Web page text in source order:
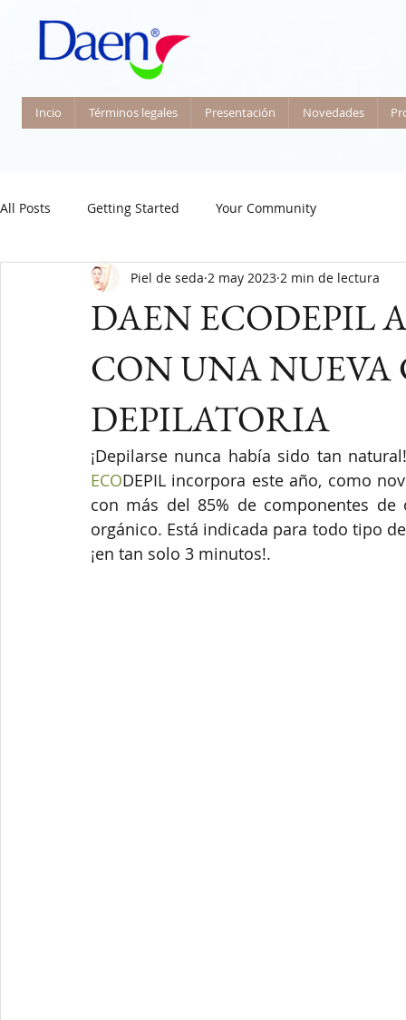
Incio Términos legales Presentación Novedades
All Posts Getting Started Your Community
DAEN ECODEPIL
CON UNA NUEVA
DEPILATORIA
Piel de seda 2 may 2023 2 min de lectura
¡Depilarse nunca había sido tan
ECODEPIL incorpora este año, como
con más del 85% de componentes
orgánico. Está indicada para todo tipo
¡en tan solo 3 minutos!.